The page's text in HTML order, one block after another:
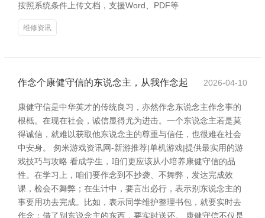
按照系统条件上传文档，支援Word、PDF等
维修资讯
作念个康健守信的东说念主，从我作念起 2026-04-10
康健守信是中华英才的传统良习，亦然作念东说念主作念事的
根柢。在现在社会，诚信显得尤为进击。一个东说念主若是莫
得诚信，就难以获取他东说念主的尊重与信任，也很难在社会
中安身。 匆米游戏资讯网-新游推荐|单机游戏|提供最实用的游
戏技巧与攻略 看成学生，咱们更应该从小培养康健守信的品
性。在学习上，咱们要作念到不抄袭、不舞弊，发达完成效
课，检会不舞弊；在生计中，要言出必行，表示别东说念主的
事要用功去完成。比如，表示同学维护整理书包，就要实时去
作念；借了别东说念主的东西，要实时送还。 康健守信不仅是